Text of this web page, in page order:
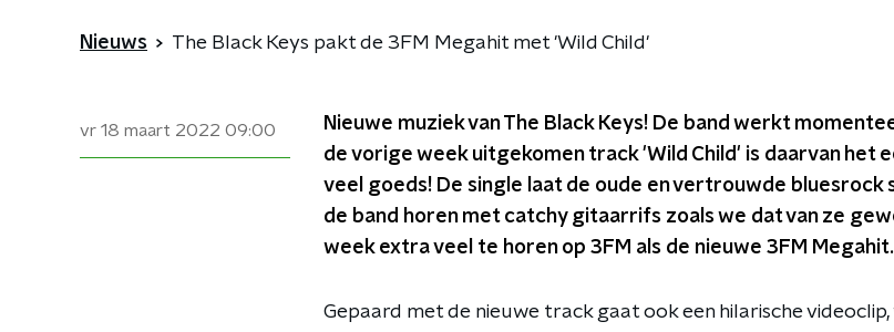
Nieuws The Black Keys pakt de 3FM Megahit met 'Wild Child'
vr 18 maart 2022 09:00
Nieuwe muziek van The Black Keys! De band werkt
de vorige week uitgekomen track 'Wild Child' is daarvan het
veel goeds! De single laat de oude en vertrouwde bluesrock
de band horen met catchy gitaarrifs zoals we dat van ze
week extra veel te horen op 3FM als de nieuwe 3FM Megahit.
Gepaard met de nieuwe track gaat ook een hilarische